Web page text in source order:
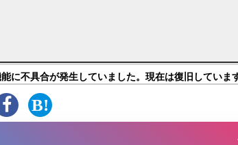
キャラ紹介
に不具合が発生していました。現在は復旧していま